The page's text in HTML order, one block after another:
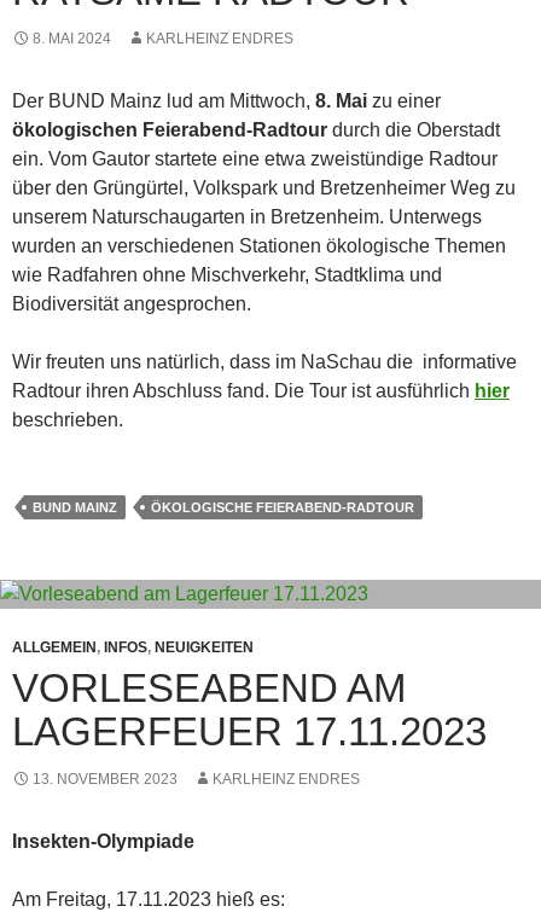
8. MAI 2024 KARLHEINZ ENDRES
Der BUND Mainz lud am Mittwoch, 8. Mai zu einer
ökologischen Feierabend-Radtour durch die Oberstadt
ein. Vom Gautor startete eine etwa zweistündige Radtour
über den Grüngürtel, Volkspark und Bretzenheimer Weg zu
unserem Naturschaugarten in Bretzenheim. Unterwegs
wurden an verschiedenen Stationen ökologische Themen
wie Radfahren ohne Mischverkehr, Stadtklima und
Biodiversität angesprochen.
Wir freuten uns natürlich, dass im NaSchau die informative
Radtour ihren Abschluss fand. Die Tour ist ausführlich hier
beschrieben.
BUND MAINZ ÖKOLOGISCHE FEIERABEND-RADTOUR
ALLGEMEIN , INFOS, NEUIGKEITEN
VORLESEABEND AM
LAGERFEUER 17.11.2023
13. NOVEMBER 2023 KARLHEINZ ENDRES
Insekten-Olympiade
Am Freitag, 17.11.2023 hieß es: